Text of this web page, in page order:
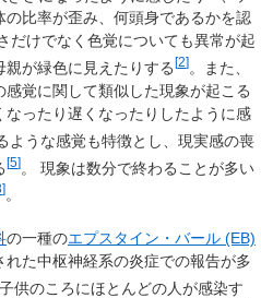
比率が歪み、何頭身であるかを認
だけでなく色覚についても異常が起
が緑色に見えたりする [2] 。また、
覚に関して類似した現象が起こる
ったり遅くなったりしたように感
ような感覚も特徴とし、現実感の喪
[5]。 現象は数分で終わることが多い
] 。
の一種のエプスタイン・バール (EB)
た中枢神経系の炎症での報告が多
供のころにほとんどの人が感染す